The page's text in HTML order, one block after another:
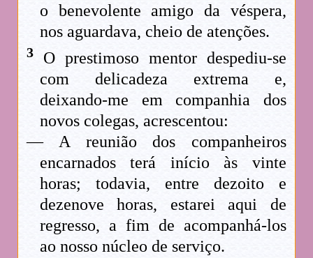
o benevolente amigo da véspera,
nos aguardava, cheio de atenções.
3 O prestimoso mentor despediu-se
com delicadeza extrema e,
deixando-me em companhia dos
novos colegas, acrescentou:
— A reunião dos companheiros
encarnados terá início às vinte
horas; todavia, entre dezoito e
dezenove horas, estarei aqui de
regresso, a fim de acompanhá-los
ao nosso núcleo de serviço.